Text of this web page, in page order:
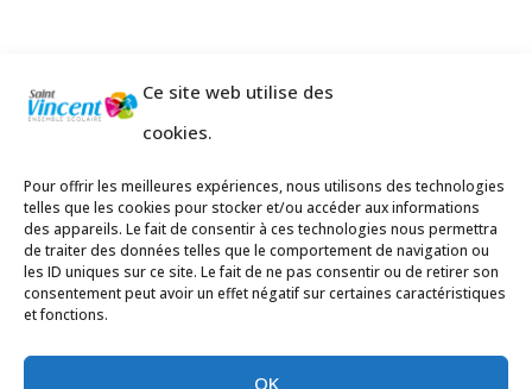
Ce site web utilise des
cookies.
Pour offrir les meilleures expériences, nous utilisons des technologies
telles que les cookies pour stocker et/ou accéder aux informations
des appareils. Le fait de consentir à ces technologies nous permettra
de traiter des données telles que le comportement de navigation ou
les ID uniques sur ce site. Le fait de ne pas consentir ou de retirer son
consentement peut avoir un effet négatif sur certaines caractéristiques
et fonctions.
OK